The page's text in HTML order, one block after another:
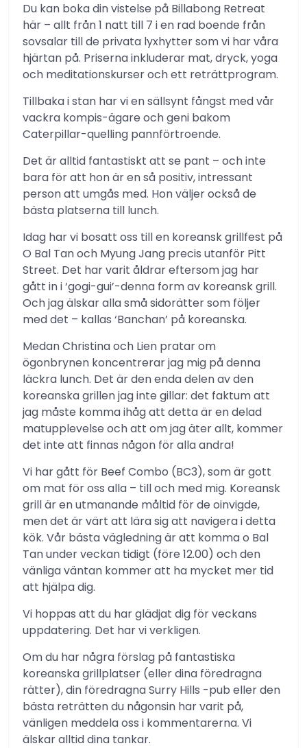
Du kan boka din vistelse på Billabong Retreat
här – allt från 1 natt till 7 i en rad boende från
sovsalar till de privata lyxhytter som vi har våra
hjärtan på. Priserna inkluderar mat, dryck, yoga
och meditationskurser och ett reträttprogram.
Tillbaka i stan har vi en sällsynt fångst med vår
vackra kompis-ägare och geni bakom
Caterpillar-quelling pannförtroende.
Det är alltid fantastiskt att se pant – och inte
bara för att hon är en så positiv, intressant
person att umgås med. Hon väljer också de
bästa platserna till lunch.
Idag har vi bosatt oss till en koreansk grillfest på
O Bal Tan och Myung Jang precis utanför Pitt
Street. Det har varit åldrar eftersom jag har
gått in i ‘gogi-gui’-denna form av koreansk grill.
Och jag älskar alla små sidorätter som följer
med det – kallas ‘Banchan’ på koreanska.
Medan Christina och Lien pratar om
ögonbrynen koncentrerar jag mig på denna
läckra lunch. Det är den enda delen av den
koreanska grillen jag inte gillar: det faktum att
jag måste komma ihåg att detta är en delad
matupplevelse och att om jag äter allt, kommer
det inte att finnas någon för alla andra!
Vi har gått för Beef Combo (BC3), som är gott
om mat för oss alla – till och med mig. Koreansk
grill är en utmanande måltid för de oinvigde,
men det är värt att lära sig att navigera i detta
kök. Vår bästa vägledning är att komma o Bal
Tan under veckan tidigt (före 12.00) och den
vänliga väntan kommer att ha mycket mer tid
att hjälpa dig.
Vi hoppas att du har glädjat dig för veckans
uppdatering. Det har vi verkligen.
Om du har några förslag på fantastiska
koreanska grillplatser (eller dina föredragna
rätter), din föredragna Surry Hills -pub eller den
bästa reträtten du någonsin har varit på,
vänligen meddela oss i kommentarerna. Vi
älskar alltid dina tankar.